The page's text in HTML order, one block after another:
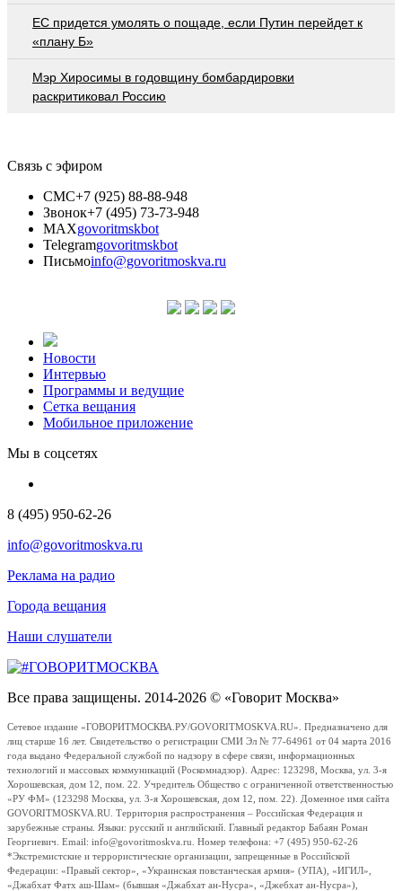
EC придется умолять о пощаде, если Путин перейдет к
«плану Б»
Мэр Хиросимы в годовщину бомбардировки
раскритиковал Россию
Связь с эфиром
СМС+7 (925) 88-88-948
Звонок+7 (495) 73-73-948
MAXgovoritmskbot
Telegramgovoritmskbot
Письмоinfo@govoritmoskva.ru
Новости
Интервью
Программы и ведущие
Сетка вещания
Мобильное приложение
Мы в соцсетях
8 (495) 950-62-26
info@govoritmoskva.ru
Реклама на радио
Города вещания
Наши слушатели
Все права защищены. 2014-2026 © «Говорит Москва»
Сетевое издание «ГОВОРИТМОСКВА.РУ/GOVORITMOSKVA.RU». Предназначено для
лиц старше 16 лет. Свидетельство о регистрации СМИ Эл № 77-64961 от 04 марта 2016
года выдано Федеральной службой по надзору в сфере связи, информационных
технологий и массовых коммуникаций (Роскомнадзор). Адрес: 123298, Москва, ул. 3-я
Хорошевская, дом 12, пом. 22. Учредитель Общество с ограниченной ответственностью
«РУ ФМ» (123298 Москва, ул. 3-я Хорошевская, дом 12, пом. 22). Доменное имя сайта
GOVORITMOSKVA.RU. Территория распространения – Российская Федерация и
зарубежные страны. Языки: русский и английский. Главный редактор Бабаян Роман
Георгиевич. Email: info@govoritmoskva.ru. Номер телефона: +7 (495) 950-62-26
*Экстремистские и террористические организации, запрещенные в Российской
Федерации: «Правый сектор», «Украинская повстанческая армия» (УПА), «ИГИЛ»,
«Джабхат Фатх аш-Шам» (бывшая «Джабхат ан-Нусра», «Джебхат ан-Нусра»),